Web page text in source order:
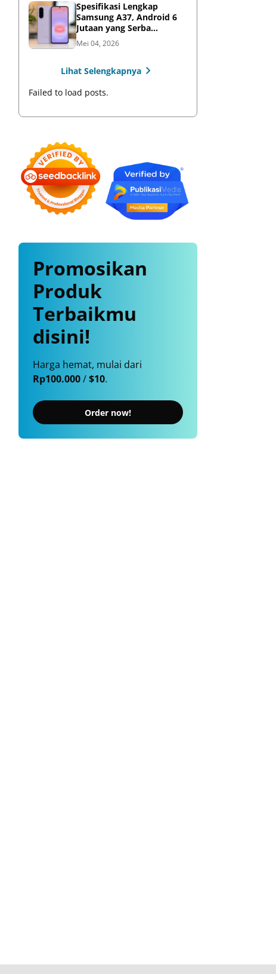
Spesifikasi Lengkap
Samsung A37, Android 6
Jutaan yang Serba
Lengkap
Mei 04, 2026
Lihat Selengkapnya
Failed to load posts.
Promosikan
Produk
Terbaikmu
disini!
Harga hemat, mulai dari
Rp100.000/$10.
Order now!